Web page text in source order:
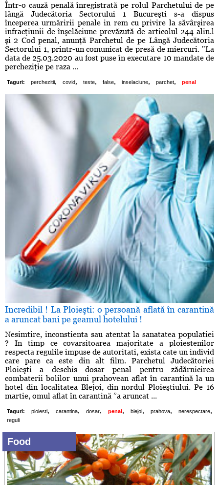
Într-o cauză penală înregistrată pe rolul Parchetului de pe
lângă Judecătoria Sectorului 1 Bucureşti s-a dispus
începerea urmăririi penale in rem cu privire la săvârşirea
infracţiunii de înşelăciune prevăzută de articolul 244 alin.l
şi 2 Cod penal, anunţă Parchetul de pe Lângă Judecătoria
Sectorului 1, printr-un comunicat de presă de miercuri. "La
data de 25.03.2020 au fost puse în executare 10 mandate de
percheziţie pe raza ...
Taguri: perchezitii, covid, teste, false, inselaciune, parchet, penal
Incredibil ! La Ploieşti: o persoană aflată în carantină
a aruncat bani pe geamul hotelului !
Nesimtire, inconstienta sau atentat la sanatatea populatiei
? In timp ce covarsitoarea majoritate a ploiestenilor
respecta regulile impuse de autoritati, exista cate un individ
care pare ca este din alt film. Parchetul Judecătoriei
Ploieşti a deschis dosar penal pentru zădărnicirea
combaterii bolilor unui prahovean aflat în carantină la un
hotel din localitatea Blejoi, din nordul Ploieştiului. Pe 16
martie, omul aflat în carantină ”a aruncat ...
Taguri: ploiesti, carantina, dosar, penal , blejoi, prahova, nerespectare,
reguli
Food